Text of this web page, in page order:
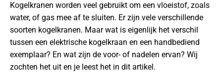
Kogelkranen worden veel gebruikt om een vloeistof, zoals
water, of gas mee af te sluiten. Er zijn vele verschillende
soorten kogelkranen. Maar wat is eigenlijk het verschil
tussen een elektrische kogelkraan en een handbediend
exemplaar? En wat zijn de voor- of nadelen ervan? Wij
zochten het uit en je leest het in dit artikel.